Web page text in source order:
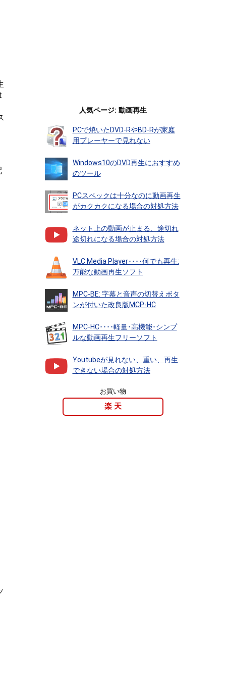
人気ページ: 動画再生
PCで焼いたDVD-RやBD-Rが家庭
用プレーヤーで見れない
Windows10のDVD再生におすすめ
のツール
PCスペックは十分なのに動画再生
がカクカクになる場合の対処方法
ネット上の動画が止まる、途切れ
途切れになる場合の対処方法
VLC Media Player････何でも再生:
万能な動画再生ソフト
MPC-BE: 字幕と音声の切替えボタ
ンが付いた改良版MCP-HC
MPC-HC････軽量･高機能･シンプ
ルな動画再生フリーソフト
Youtubeが見れない、重い、再生
できない場合の対処方法
お買い物
楽 天